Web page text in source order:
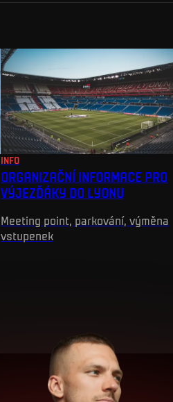
INFO
ORGANIZAČNÍ INFORMACE PRO
VÝJEZĎÁKY DO LYONU
Meeting point, parkování, výměna
vstupenek